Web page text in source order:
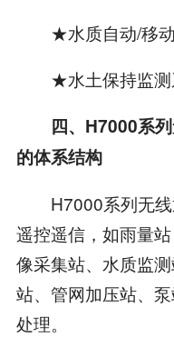
★水质自动/移动
★水土保持监测
四、H7000系
的体系结构
H7000系列无线
遥控遥信，如雨量
像采集站、水质监
站、管网加压站、
处理。